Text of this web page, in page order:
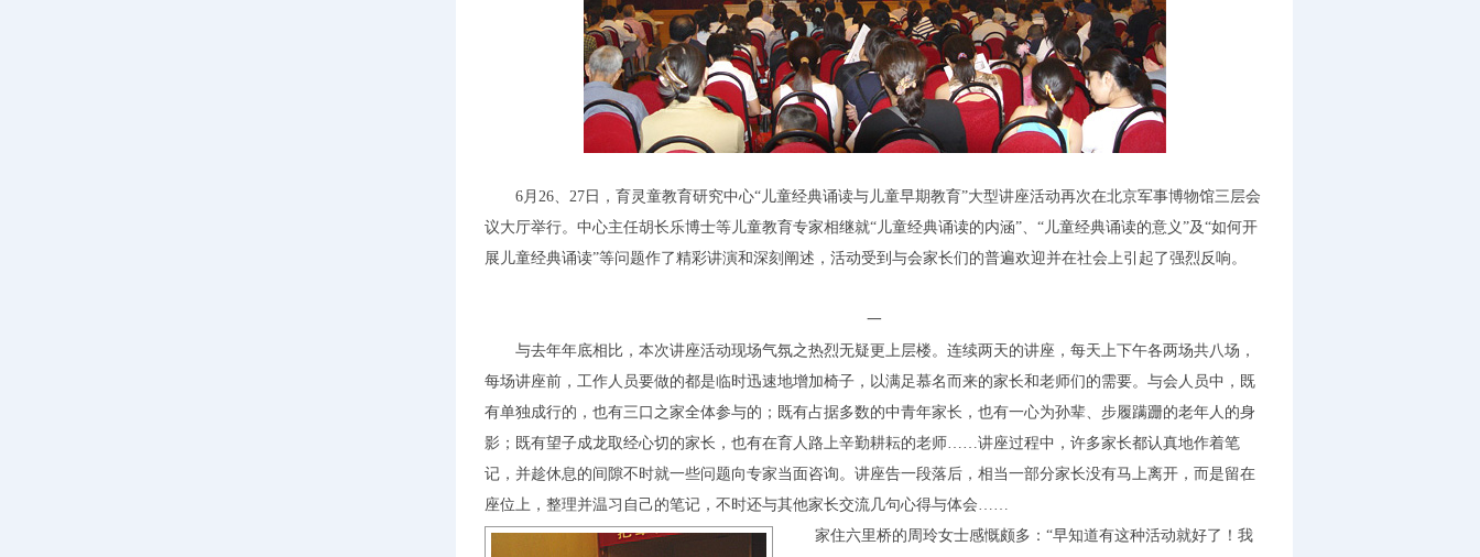
6月26、27日，育灵童教育研究中心“儿童经典诵读与儿童早期教育”大型讲座活动再次在北京军事博物馆三层会
议大厅举行。中心主任胡长乐博士等儿童教育专家相继就“儿童经典诵读的内涵”、“儿童经典诵读的意义”及“如何开
展儿童经典诵读”等问题作了精彩讲演和深刻阐述，活动受到与会家长们的普遍欢迎并在社会上引起了强烈反响。
一
与去年年底相比，本次讲座活动现场气氛之热烈无疑更上层楼。连续两天的讲座，每天上下午各两场共八场，
每场讲座前，工作人员要做的都是临时迅速地增加椅子，以满足慕名而来的家长和老师们的需要。与会人员中，既
有单独成行的，也有三口之家全体参与的；既有占据多数的中青年家长，也有一心为孙辈、步履蹒跚的老年人的身
影；既有望子成龙取经心切的家长，也有在育人路上辛勤耕耘的老师……讲座过程中，许多家长都认真地作着笔
记，并趁休息的间隙不时就一些问题向专家当面咨询。讲座告一段落后，相当一部分家长没有马上离开，而是留在
座位上，整理并温习自己的笔记，不时还与其他家长交流几句心得与体会……
家住六里桥的周玲女士感慨颇多：“早知道有这种活动就好了！我